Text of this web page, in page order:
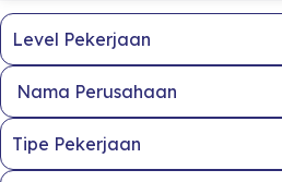
Nama Perusahaan